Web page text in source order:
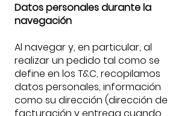
Datos personales durante la
navegación
Al navegar y, en particular, al
realizar un pedido tal como se
define en los T&C, recopilamos
datos personales, información
como su dirección (dirección de